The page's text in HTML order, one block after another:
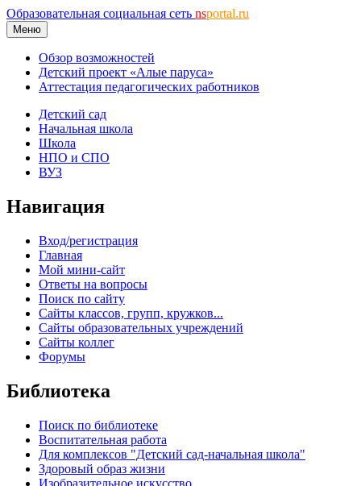
Образовательная социальная сеть nsportal.ru
Меню
Обзор возможностей
Детский проект «Алые паруса»
Аттестация педагогических работников
Детский сад
Начальная школа
Школа
НПО и СПО
ВУЗ
Навигация
Вход/регистрация
Главная
Мой мини-сайт
Ответы на вопросы
Поиск по сайту
Сайты классов, групп, кружков...
Сайты образовательных учреждений
Сайты коллег
Форумы
Библиотека
Поиск по библиотеке
Воспитательная работа
Для комплексов "Детский сад-начальная школа"
Здоровый образ жизни
Изобразительное искусство